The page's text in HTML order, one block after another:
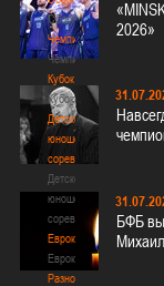
Сборные
Чемпионат
Чемпионат
Кубок
Кубок
Детско-
юношеские
соревнования
Детско-
юношеские
соревнования
Еврокубки
Еврокубки
Разное
2026»
БФБ